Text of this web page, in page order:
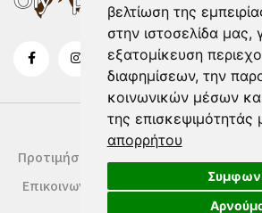
βελτίωση της
στην ιστοσελίδα μας,
εξατομίκευση
διαφημίσεων, την
κοινωνικών μέσων
της επισκεψιμότητάς
απορρήτου
Προτιμήσεις Cookies Δήλωση Cookies
Επικοινωνία